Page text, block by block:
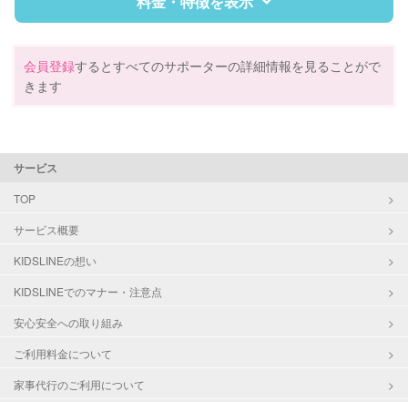
資格
企業型割引対象(旧内閣府補助対象)
対応可能/特徴
会員登録するとすべてのサポーターの詳細情報を見ることがで
きます
サービス
TOP
サービス概要
KIDSLINEの想い
KIDSLINEでのマナー・注意点
安心安全への取り組み
ご利用料金について
家事代行のご利用について